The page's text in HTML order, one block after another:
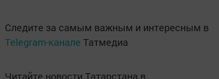
Следите за самым важным и интересным в
Telegram-канале Татмедиа
Читайте новости Татарстана в